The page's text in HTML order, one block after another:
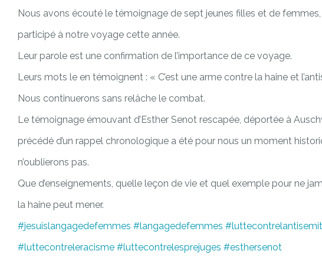
Nous avons écouté le témoignage de sept jeunes filles et de
participé à notre voyage cette année.
Leur parole est une confirmation de l’importance de ce voyage.
Leurs mots le en témoignent : « C’est une arme contre la haine et
Nous continuerons sans relâche le combat.
Le témoignage émouvant d’Esther Senot rescapée, déportée à
précédé d’un rappel chronologique a été pour nous un moment
n’oublierons pas.
Que d’enseignements, quelle leçon de vie et quel exemple pour ne
la haine peut mener.
#jesuislangagedefemmes #langagedefemmes
#luttecontreleracisme #luttecontrelesprejuges #esthersenot